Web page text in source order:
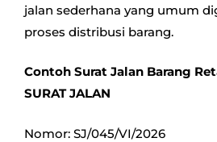
jalan sederhana yang umum
proses distribusi barang.
Contoh Surat Jalan Barang
SURAT JALAN
Nomor: SJ/045/VI/2026